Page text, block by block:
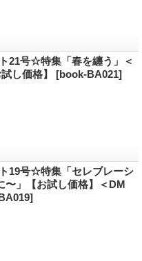
21号☆特集「春を纏う」＜
し価格】 [book-BA021]
19号☆特集「セレブレーシ
〜」【お試し価格】＜DM